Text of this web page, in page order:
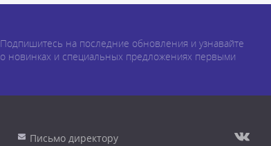
Подпишитесь на последние обновления и узнавайте
о новинках и специальных предложениях первыми
Письмо директору